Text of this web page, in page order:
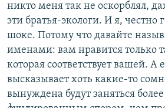
никто меня так не оскорблял,
эти братья-экологи. И я, честно
шоке. Потому что давайте
именами: вам нравится только
которая соответствует вашей. А
высказывает хоть какие-то
вынуждена будут заняться